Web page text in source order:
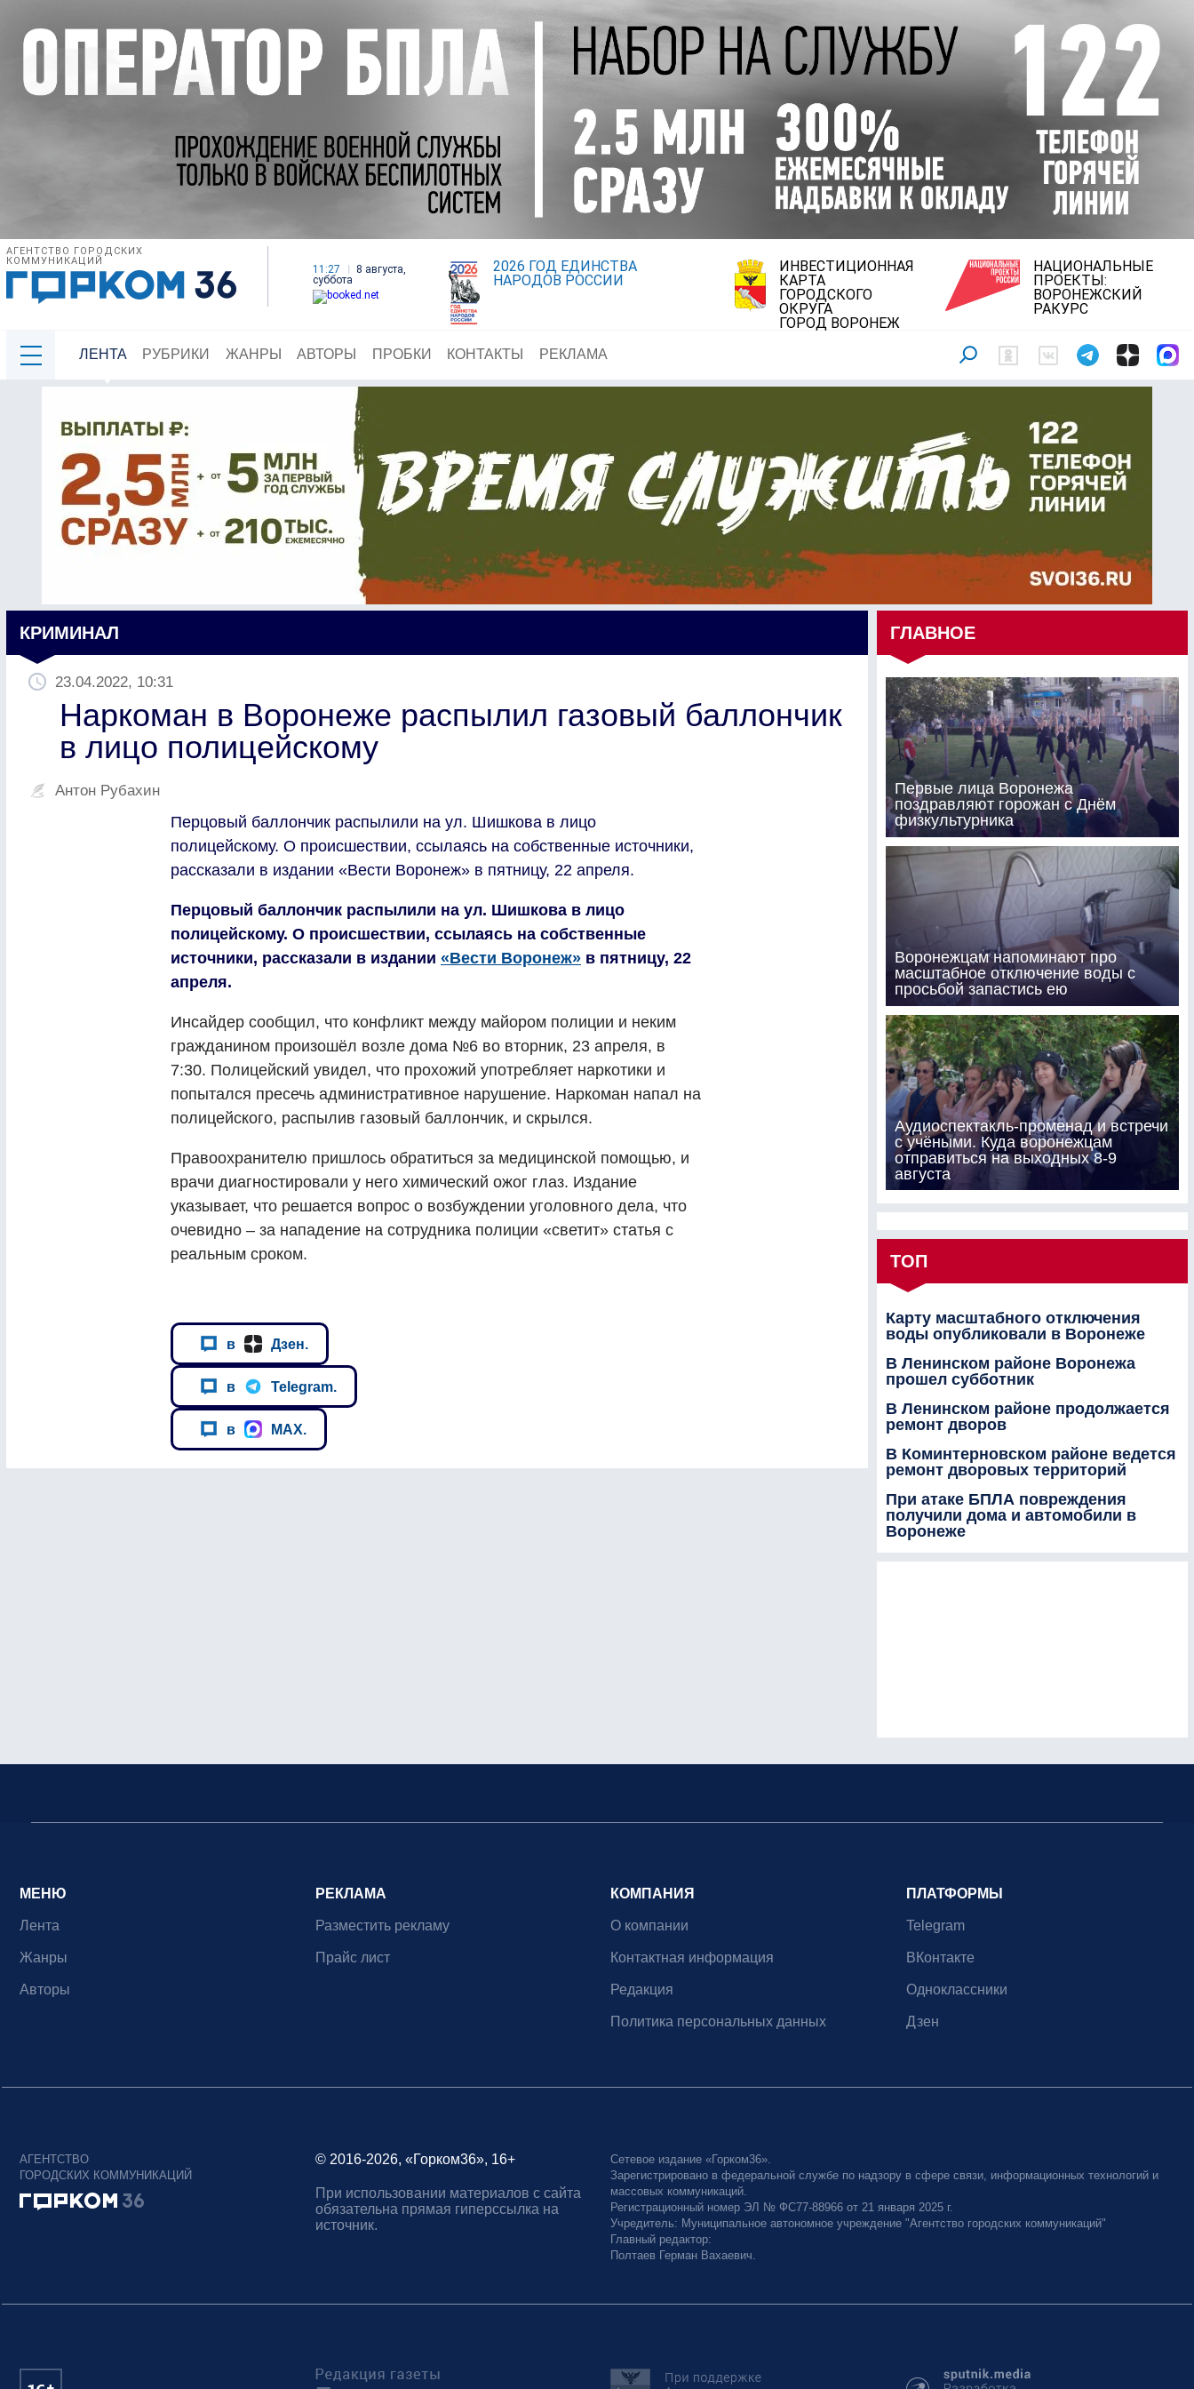
АГЕНТСТВО ГОРОДСКИХ
КОММУНИКАЦИЙ
11:27
8 августа,
суббота
2026 ГОД ЕДИНСТВА
НАРОДОВ РОССИИ
ИНВЕСТИЦИОННАЯ
КАРТА
ГОРОДСКОГО
ОКРУГА
ГОРОД ВОРОНЕЖ
НАЦИОНАЛЬНЫЕ
ПРОЕКТЫ:
ВОРОНЕЖСКИЙ
РАКУРС
ЛЕНТА РУБРИКИ ЖАНРЫ АВТОРЫ ПРОБКИ КОНТАКТЫ РЕКЛАМА
КРИМИНАЛ
23.04.2022, 10:31
Наркоман в Воронеже распылил газовый баллончик
в лицо полицейскому
Антон Рубахин
Перцовый баллончик распылили на ул. Шишкова в лицо
полицейскому. О происшествии, ссылаясь на собственные источники,
рассказали в издании «Вести Воронеж» в пятницу, 22 апреля.
Перцовый баллончик распылили на ул. Шишкова в лицо
полицейскому. О происшествии, ссылаясь на собственные
источники, рассказали в издании «Вести Воронеж» в пятницу, 22
апреля.
Инсайдер сообщил, что конфликт между майором полиции и неким
гражданином произошёл возле дома №6 во вторник, 23 апреля, в
7:30. Полицейский увидел, что прохожий употребляет наркотики и
попытался пресечь административное нарушение. Наркоман напал на
полицейского, распылив газовый баллончик, и скрылся.
Правоохранителю пришлось обратиться за медицинской помощью, и
врачи диагностировали у него химический ожог глаз. Издание
указывает, что решается вопрос о возбуждении уголовного дела, что
очевидно – за нападение на сотрудника полиции «светит» статья с
реальным сроком.
в Дзен.
в Telegram.
в MAX.
ГЛАВНОЕ
Первые лица Воронежа
поздравляют горожан с Днём
физкультурника
Воронежцам напоминают про
масштабное отключение воды с
просьбой запастись ею
Аудиоспектакль-променад и встречи
с учёными. Куда воронежцам
отправиться на выходных 8-9
августа
ТОП
Карту масштабного отключения
воды опубликовали в Воронеже
В Ленинском районе Воронежа
прошел субботник
В Ленинском районе продолжается
ремонт дворов
В Коминтерновском районе ведется
ремонт дворовых территорий
При атаке БПЛА повреждения
получили дома и автомобили в
Воронеже
МЕНЮ
Лента
Жанры
Авторы
РЕКЛАМА
Разместить рекламу
Прайс лист
КОМПАНИЯ
О компании
Контактная информация
Редакция
Политика персональных данных
ПЛАТФОРМЫ
Telegram
ВКонтакте
Одноклассники
Дзен
АГЕНТСТВО
ГОРОДСКИХ КОММУНИКАЦИЙ
© 2016-2026, «Горком36», 16+
При использовании материалов с сайта
обязательна прямая гиперссылка на
источник.
Сетевое издание «Горком36».
Зарегистрировано в федеральной службе по надзору в сфере связи, информационных технологий и
массовых коммуникаций.
Регистрационный номер ЭЛ № ФС77-88966 от 21 января 2025 г.
Учредитель: Муниципальное автономное учреждение "Агентство городских коммуникаций"
Главный редактор:
Полтаев Герман Вахаевич.